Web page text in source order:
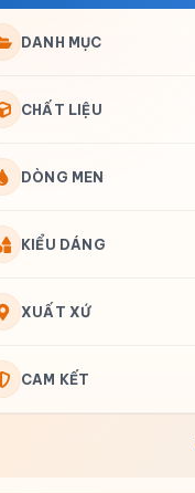
DANH MỤC
CHẤT LIỆU
DÒNG MEN
KIỂU DÁNG
XUẤT XỨ
CAM KẾT